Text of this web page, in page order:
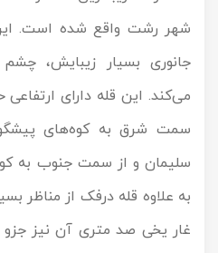
شهر رشت واقع شده است.
جانوری بسیار زیبایش،
سمت شرق به کوه‌های
سلیمان و از سمت جنوب به
به علاوه قله درفک از مناظر
غار یخی صد متری آن نیز